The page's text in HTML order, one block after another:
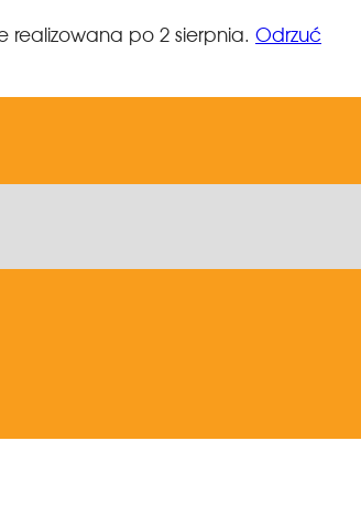
realizowana po 2 sierpnia. Odrzuć